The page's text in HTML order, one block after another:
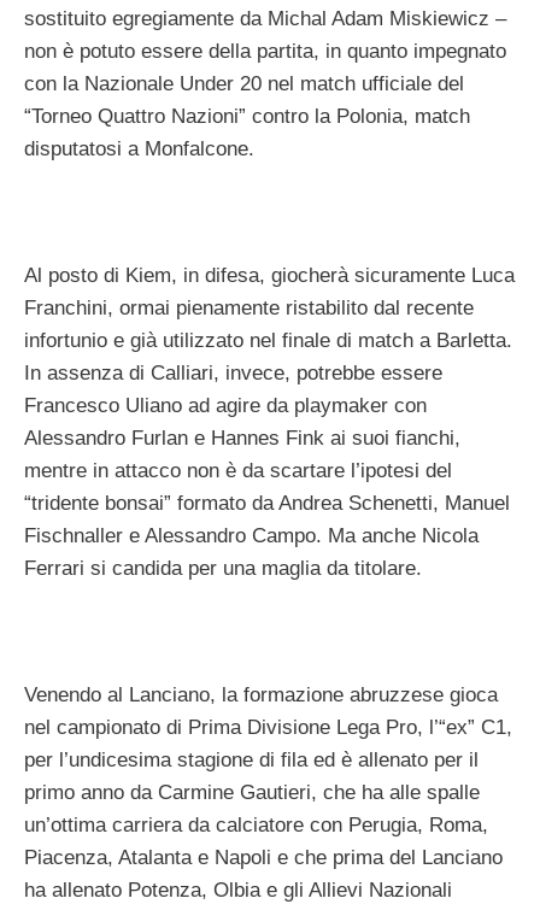
sostituito egregiamente da Michal Adam Miskiewicz –
non è potuto essere della partita, in quanto impegnato
con la Nazionale Under 20 nel match ufficiale del
“Torneo Quattro Nazioni” contro la Polonia, match
disputatosi a Monfalcone.
Al posto di Kiem, in difesa, giocherà sicuramente Luca
Franchini, ormai pienamente ristabilito dal recente
infortunio e già utilizzato nel finale di match a Barletta.
In assenza di Calliari, invece, potrebbe essere
Francesco Uliano ad agire da playmaker con
Alessandro Furlan e Hannes Fink ai suoi fianchi,
mentre in attacco non è da scartare l’ipotesi del
“tridente bonsai” formato da Andrea Schenetti, Manuel
Fischnaller e Alessandro Campo. Ma anche Nicola
Ferrari si candida per una maglia da titolare.
Venendo al Lanciano, la formazione abruzzese gioca
nel campionato di Prima Divisione Lega Pro, l’“ex” C1,
per l’undicesima stagione di fila ed è allenato per il
primo anno da Carmine Gautieri, che ha alle spalle
un’ottima carriera da calciatore con Perugia, Roma,
Piacenza, Atalanta e Napoli e che prima del Lanciano
ha allenato Potenza, Olbia e gli Allievi Nazionali